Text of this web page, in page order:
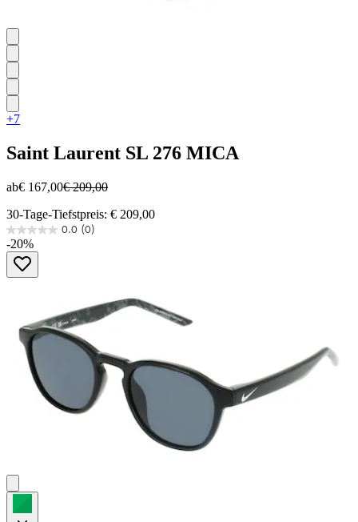
+7
Saint Laurent SL 276 MICA
ab€ 167,00€ 209,00
30-Tage-Tiefstpreis: € 209,00
0.0 (0)
0.0
von
Sternen.
-20%